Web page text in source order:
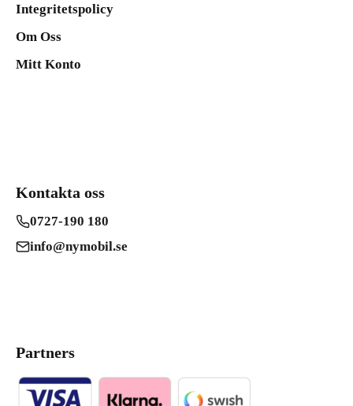
Integritetspolicy
Om Oss
Mitt Konto
Kontakta oss
0727-190 180
info@nymobil.se
Partners